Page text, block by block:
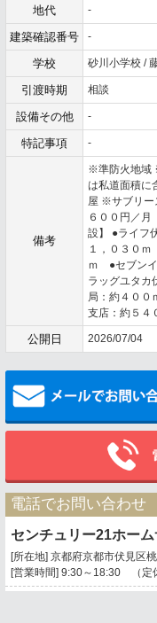
地代 -
建築確認番号 -
学校 砂川小学校 /
引渡時期 相談
設備その他 -
特記事項 -
備考
※準防火地域
は私道面積に
屋 ※サブリー
６００円／月
設】 ●ライフ
１，０３０
ｍ ●セブン
ラッグユタ
局：約４０
支店：約５４
公開日 2026/07/04
電話でお問い合わせ
センチュリー21ホー
[所在地] 京都府京都市伏見区
[営業時間] 9:30～18:30 （定